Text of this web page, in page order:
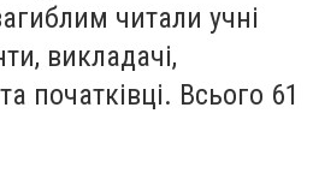
читали учні
викладачі,
початківці. Всього 61